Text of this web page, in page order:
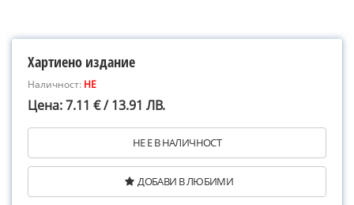
Хартиено издание
Наличност: НЕ
Цена: 7.11 € / 13.91 ЛВ.
НЕ Е В НАЛИЧНОСТ
ДОБАВИ В ЛЮБИМИ